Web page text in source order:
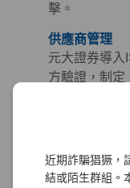
近期詐騙猖獗，
結或陌生群組。
擊。
供應商管理
元大證券導入
方驗證，制定
與管理機制
《聯合國世
購指南」，從
向出發，將永